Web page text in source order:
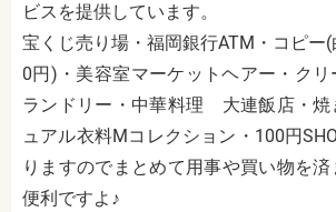
ビスを提供しています。
宝くじ売り場・福岡銀行ATM・コピー
0円)・美容室マーケットヘアー・ク
ランドリー・中華料理 大連飯店・焼
ュアル衣料Mコレクション・100円
りますのでまとめて用事や買い物を
便利ですよ♪